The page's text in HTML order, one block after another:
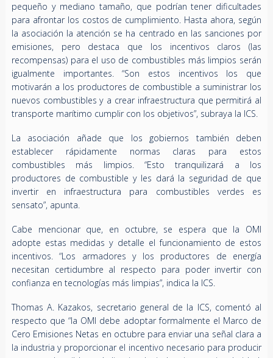
pequeño y mediano tamaño, que podrían tener dificultades
para afrontar los costos de cumplimiento. Hasta ahora, según
la asociación la atención se ha centrado en las sanciones por
emisiones, pero destaca que los incentivos claros (las
recompensas) para el uso de combustibles más limpios serán
igualmente importantes. “Son estos incentivos los que
motivarán a los productores de combustible a suministrar los
nuevos combustibles y a crear infraestructura que permitirá al
transporte marítimo cumplir con los objetivos”, subraya la ICS.
La asociación añade que los gobiernos también deben
establecer rápidamente normas claras para estos
combustibles más limpios. “Esto tranquilizará a los
productores de combustible y les dará la seguridad de que
invertir en infraestructura para combustibles verdes es
sensato”, apunta.
Cabe mencionar que, en octubre, se espera que la OMI
adopte estas medidas y detalle el funcionamiento de estos
incentivos. “Los armadores y los productores de energía
necesitan certidumbre al respecto para poder invertir con
confianza en tecnologías más limpias”, indica la ICS.
Thomas A. Kazakos, secretario general de la ICS, comentó al
respecto que “la OMI debe adoptar formalmente el Marco de
Cero Emisiones Netas en octubre para enviar una señal clara a
la industria y proporcionar el incentivo necesario para producir